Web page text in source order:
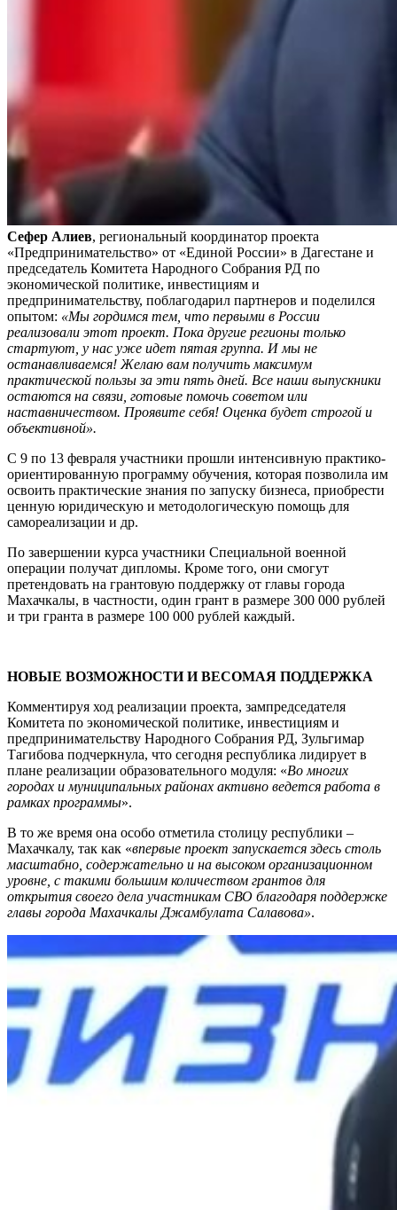
Сефер Алиев, региональный координатор проекта
«Предпринимательство» от «Единой России» в Дагестане и
председатель Комитета Народного Собрания РД по
экономической политике, инвестициям и
предпринимательству, поблагодарил партнеров и поделился
опытом: «Мы гордимся тем, что первыми в России
реализовали этот проект. Пока другие регионы только
стартуют, у нас уже идет пятая группа. И мы не
останавливаемся! Желаю вам получить максимум
практической пользы за эти пять дней. Все наши выпускники
остаются на связи, готовые помочь советом или
наставничеством. Проявите себя! Оценка будет строгой и
объективной».
С 9 по 13 февраля участники прошли интенсивную практико-
ориентированную программу обучения, которая позволила им
освоить практические знания по запуску бизнеса, приобрести
ценную юридическую и методологическую помощь для
самореализации и др.
По завершении курса участники Специальной военной
операции получат дипломы. Кроме того, они смогут
претендовать на грантовую поддержку от главы города
Махачкалы, в частности, один грант в размере 300 000 рублей
и три гранта в размере 100 000 рублей каждый.
НОВЫЕ ВОЗМОЖНОСТИ И ВЕСОМАЯ ПОДДЕРЖКА
Комментируя ход реализации проекта, зампредседателя
Комитета по экономической политике, инвестициям и
предпринимательству Народного Собрания РД, Зульгимар
Тагибова подчеркнула, что сегодня республика лидирует в
плане реализации образовательного модуля: «Во многих
городах и муниципальных районах активно ведется работа в
рамках программы».
В то же время она особо отметила столицу республики –
Махачкалу, так как «впервые проект запускается здесь столь
масштабно, содержательно и на высоком организационном
уровне, с такими большим количеством грантов для
открытия своего дела участникам СВО благодаря поддержке
главы города Махачкалы Джамбулата Салавова».